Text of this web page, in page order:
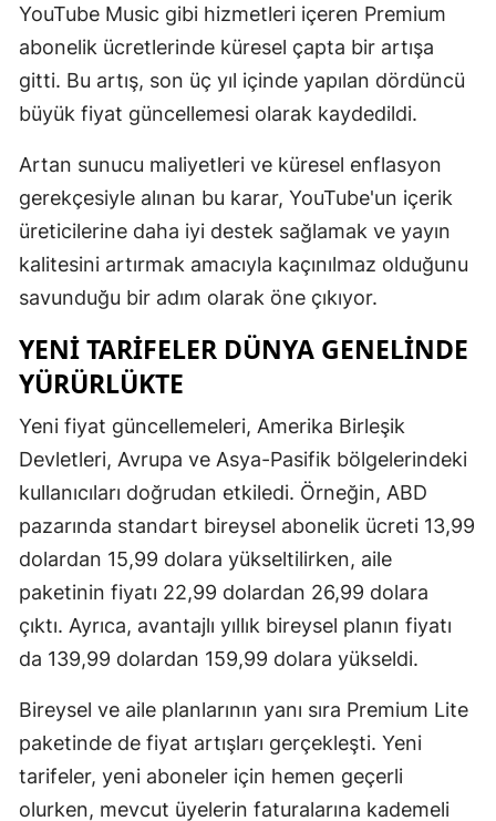
Gaziantep
Giresun
Gümüşhane
Hakkari
Hatay
Mersin
Kars
Kastamonu
Kırklareli
Kırşehir
Kocaeli
Konya
Kütahya
YouTube Music gibi hizmetleri içeren Premium
abonelik ücretlerinde küresel çapta bir artışa
gitti. Bu artış, son üç yıl içinde yapılan dördüncü
büyük fiyat güncellemesi olarak kaydedildi.
Artan sunucu maliyetleri ve küresel enflasyon
gerekçesiyle alınan bu karar, YouTube'un içerik
üreticilerine daha iyi destek sağlamak ve yayın
kalitesini artırmak amacıyla kaçınılmaz olduğunu
savunduğu bir adım olarak öne çıkıyor.
YENI TARIFELER DÜNYA GENELINDE
YÜRÜRLÜKTE
Yeni fiyat güncellemeleri, Amerika Birleşik
Devletleri, Avrupa ve Asya-Pasifik bölgelerindeki
kullanıcıları doğrudan etkiledi. Örneğin, ABD
pazarında standart bireysel abonelik ücreti 13,99
dolardan 15,99 dolara yükseltilirken, aile
paketinin fiyatı 22,99 dolardan 26,99 dolara
çıktı. Ayrıca, avantajlı yıllık bireysel planın fiyatı
da 139,99 dolardan 159,99 dolara yükseldi.
Bireysel ve aile planlarının yanı sıra Premium Lite
paketinde de fiyat artışları gerçekleşti. Yeni
tarifeler, yeni aboneler için hemen geçerli
olurken, mevcut üyelerin faturalarına kademeli